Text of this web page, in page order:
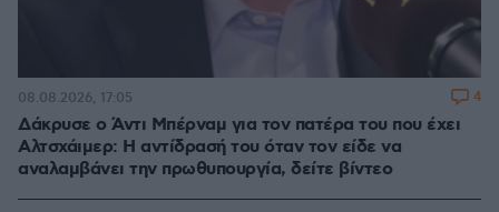
Δάκρυσε ο Άντι Μπέρναμ για τον πατέρα του που έχει
Αλτσχάιμερ: Η αντίδρασή του όταν τον είδε να
αναλαμβάνει την πρωθυπουργία, δείτε βίντεο
08.08.2026, 17:05 4